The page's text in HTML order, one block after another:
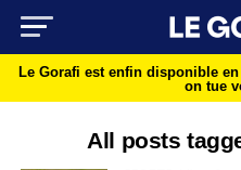
Le Gorafi est enfin disponible
on tue
All posts